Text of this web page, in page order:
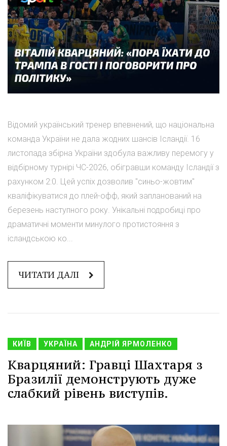
Відомий український тренер впевнений, що національна
команда України не дала жодних шансів Ісландії. 16
листопада збірна України здобула важливу перемогу у
відбірному турнірі ЧС-2026, обігравши команду Ісландії з
рахунком 2:0. Цей успіх дозволив "синьо-жовтим"
кваліфікуватися до плей-офф, який запланований на
березень наступного року. Унікальні подробиці про
драматичні моменти минулого протистояння з
ісландською ко...
ЧИТАТИ ДАЛІ
КИЇВ УКРАЇНА АНДРІЙ ЯРМОЛЕНКО
Кварцяний: Гравці Шахтаря з
Бразилії демонструють дуже
слабкий рівень виступів.